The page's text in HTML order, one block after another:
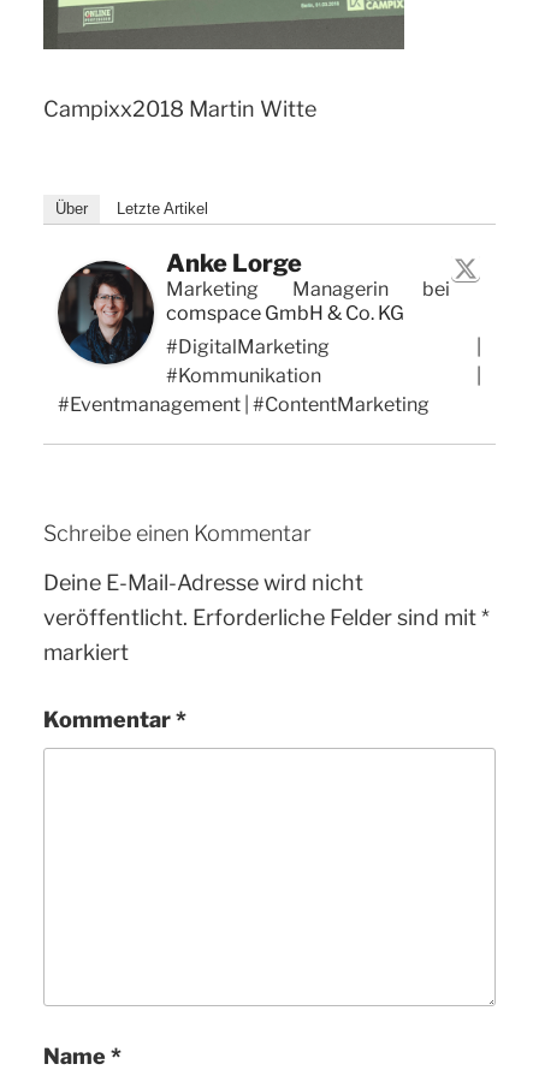
Campixx2018 Martin Witte
Über Letzte Artikel
Anke Lorge
Marketing Managerin bei
comspace GmbH & Co. KG
#DigitalMarketing |
#Kommunikation |
#Eventmanagement | #ContentMarketing
Schreibe einen Kommentar
Deine E-Mail-Adresse wird nicht
veröffentlicht. Erforderliche Felder sind mit*
markiert
Kommentar*
Name *